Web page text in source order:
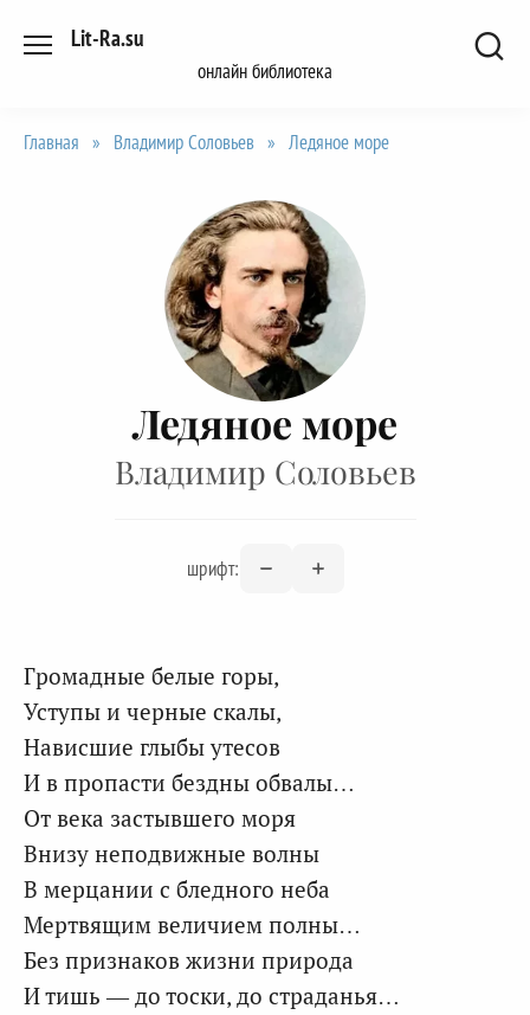
Lit-Ra.su
онлайн библиотека
Главная » Владимир Соловьев » Ледяное море
Ледяное море
Владимир Соловьев
шрифт:
Громадные белые горы,
Уступы и черные скалы,
Нависшие глыбы утесов
И в пропасти бездны обвалы…
От века застывшего моря
Внизу неподвижные волны
В мерцании с бледного неба
Мертвящим величием полны…
Без признаков жизни природа
И тишь — до тоски, до страданья…